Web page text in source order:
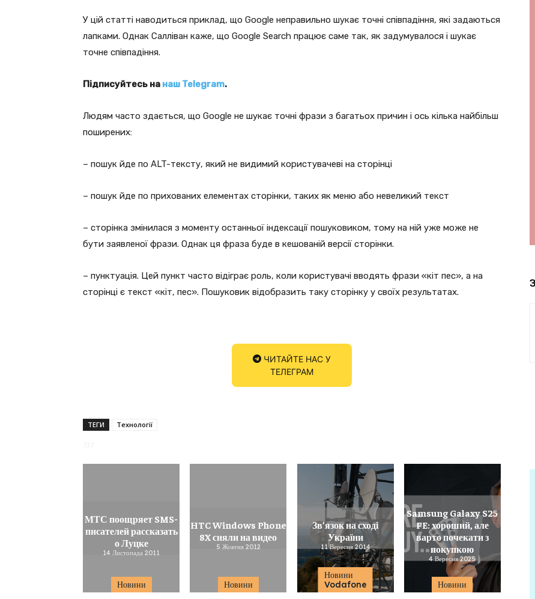
У цій статті наводиться приклад, що Google неправильно шукає точні співпадіння, які задаються
лапками. Однак Салліван каже, що Google Search працює саме так, як задумувалося і шукає
точне співпадіння.
Підписуйтесь на наш Telegram.
Людям часто здається, що Google не шукає точні фрази з багатьох причин і ось кілька найбільш
поширених:
– пошук йде по ALT-тексту, який не видимий користувачеві на сторінці
– пошук йде по прихованих елементах сторінки, таких як меню або невеликий текст
– сторінка змінилася з моменту останньої індексації пошуковиком, тому на ній уже може не
бути заявленої фрази. Однак ця фраза буде в кешованій версії сторінки.
– пунктуація. Цей пункт часто відіграє роль, коли користувачі вводять фрази «кіт пес», а на
сторінці є текст «кіт, пес». Пошуковик відобразить таку сторінку у своїх результатах.
ЧИТАЙТЕ НАС У
ТЕЛЕГРАМ
ТЕГИ Технології
Новини
МТС поощряет SMS-
писателей рассказать
о Луцке
14 Листопада 2011
Новини
HTC Windows Phone
8X сняли на видео
5 Жовтня 2012
Новини
Vodafone
Зв’язок на сході
України
11 Вересня 2014
Новини
Samsung Galaxy S25
FE: хороший, але
варто почекати з
покупкою
4 Вересня 2025